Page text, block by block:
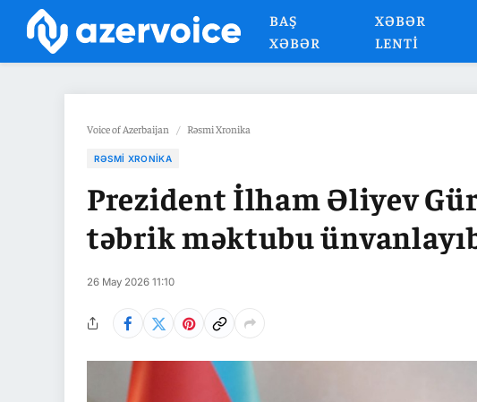
BAŞ
XƏBƏR
XƏBƏR
LENTI
Voice of Azerbaijan / Rəsmi Xronika
RƏSMI XRONIKA
Prezident İlham Əliyev
təbrik məktubu
26 May 2026 11:10